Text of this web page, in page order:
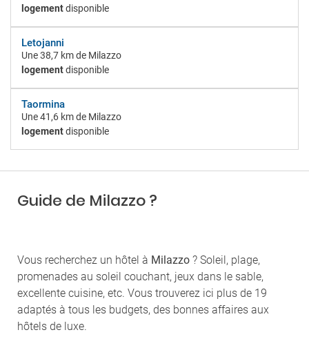
logementdisponible
Letojanni
Une38,7 kmde Milazzo
logementdisponible
Taormina
Une41,6 kmde Milazzo
logementdisponible
Guide de Milazzo ?
Vous recherchez un hôtel à Milazzo ? Soleil, plage,
promenades au soleil couchant, jeux dans le sable,
excellente cuisine, etc. Vous trouverez ici plus de 19
adaptés à tous les budgets, des bonnes affaires aux
hôtels de luxe.